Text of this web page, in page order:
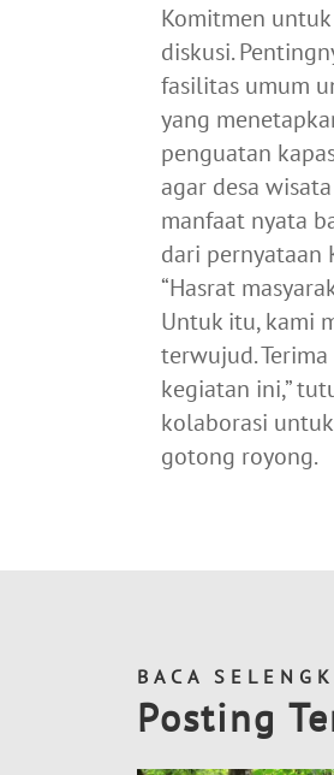
Komitmen
diskusi.
fasilitas umum
yang
penguatan
agar desa
manfaat nyata
dari pernyataan
“Hasrat
Untuk itu, kami
terwujud.
kegiatan ini,”
kolaborasi
gotong royong.
BACA
Posting